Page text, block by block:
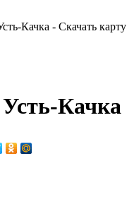
Качка - Скачать карту
Качка